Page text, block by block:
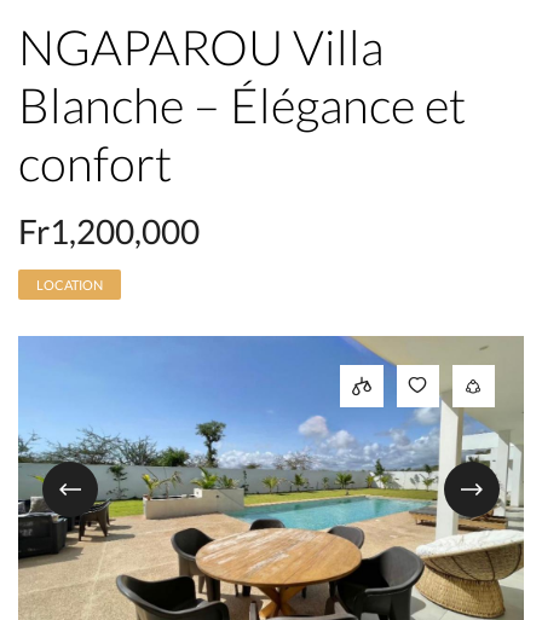
NGAPAROU Villa
Blanche – Élégance et
confort
Fr1,200,000
LOCATION